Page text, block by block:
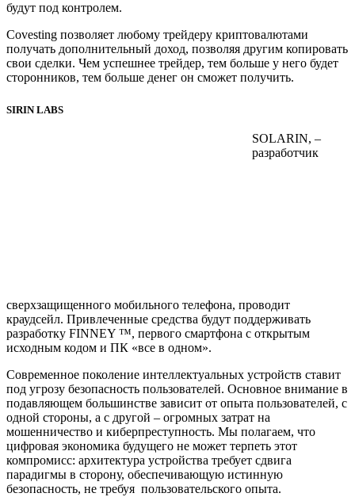
будут под контролем.
Covesting позволяет любому трейдеру криптовалютами
получать дополнительный доход, позволяя другим копировать
свои сделки. Чем успешнее трейдер, тем больше у него будет
сторонников, тем больше денег он сможет получить.
SIRIN LABS
SOLARIN, –
разработчик
сверхзащищенного мобильного телефона, проводит
краудсейл. Привлеченные средства будут поддерживать
разработку FINNEY ™, первого смартфона с открытым
исходным кодом и ПК «все в одном».
Современное поколение интеллектуальных устройств ставит
под угрозу безопасность пользователей. Основное внимание в
подавляющем большинстве зависит от опыта пользователей, с
одной стороны, а с другой – огромных затрат на
мошенничество и киберпреступность. Мы полагаем, что
цифровая экономика будущего не может терпеть этот
компромисс: архитектура устройства требует сдвига
парадигмы в сторону, обеспечивающую истинную
безопасность, не требуя пользовательского опыта.